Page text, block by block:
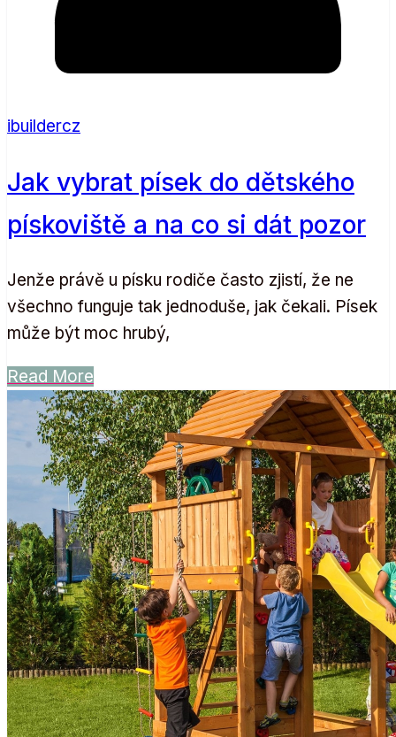
ibuildercz
Jak vybrat písek do dětského
pískoviště a na co si dát pozor
Jenže právě u písku rodiče často zjistí, že ne
všechno funguje tak jednoduše, jak čekali. Písek
může být moc hrubý,
Read More